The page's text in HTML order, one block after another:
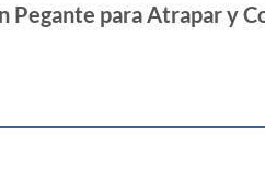
Pegante para Atrapar y